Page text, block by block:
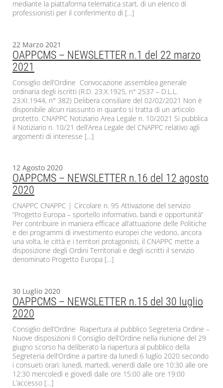
mediante la piattaforma telematica start, di un elenco di
professionisti per il conferimento di […]
22 Marzo 2021
OAPPCMS – NEWSLETTER n.1 del 22 marzo
2021
Consiglio dell’Ordine Convocazione assemblea generale
ordinaria degli iscritti (R.D. 23.X.1925, n° 2537 – D.L.L.
23.XI.1944, n° 382) Delibera consiliare del 02/02/2021 Non è
disponibile alcun riassunto in quanto si tratta di un articolo
protetto. CNAPPC Notiziario Area Legale n. 10/2021 Si pubblica
il Notiziario n. 10/21 dell’Area Legale del CNAPPC relativo agli
argomenti di interesse […]
12 Agosto 2020
OAPPCMS – NEWSLETTER n.16 del 12 agosto
2020
CNAPPC CNAPPC | Circolare n. 95 Attivazione del servizio
“Progetto Europa – sportello informativo, bandi e opportunità”
Per contribuire in maniera efficace all’attuazione delle Politiche
e dei programmi di investimento europei che vedono, ancora
una volta, le città e i territori protagonisti, il CNAPPC mette a
disposizione degli Ordini Territoriali e degli iscritti il servizio
denominato Progetto Europa […]
30 Luglio 2020
OAPPCMS – NEWSLETTER n.15 del 30 luglio
2020
Consiglio dell’Ordine Riapertura al pubblico Segreteria Ordine –
Nuove disposizioni Il Consiglio dell’Ordine nella riunione del 29
giugno scorso ha deliberato la riapertura al pubblico della
Segreteria dell’Ordine a partire da lunedì 6 luglio 2020 secondo
i consueti orari: lunedì, martedì, venerdì dalle ore 10:30 alle ore
12:30 mercoledì e giovedì dalle ore 15:00 alle ore 19:00
L’accesso […]